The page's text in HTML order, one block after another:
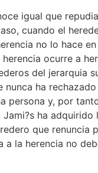
igual que
cuando el
no lo hace
ocurre a
del jerarquia
nunca ha
persona y, por
ha adquirido
que renuncia
a la herencia no